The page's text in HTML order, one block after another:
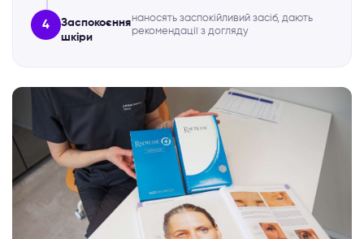
4
Заспокоєння
шкіри
наносять заспокійливий засіб, дають
рекомендації з догляду